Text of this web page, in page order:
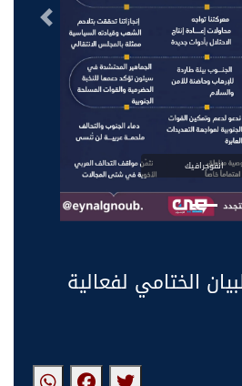
انفوجرافيك
التالى
الختامي لفعالية